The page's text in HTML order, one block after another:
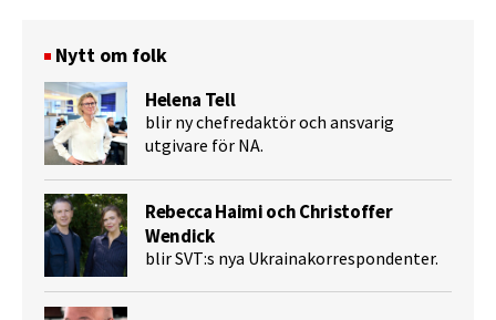
Nytt om folk
Helena Tell
blir ny chefredaktör och ansvarig
utgivare för NA.
Rebecca Haimi och Christoffer
Wendick
blir SVT:s nya Ukrainakorrespondenter.